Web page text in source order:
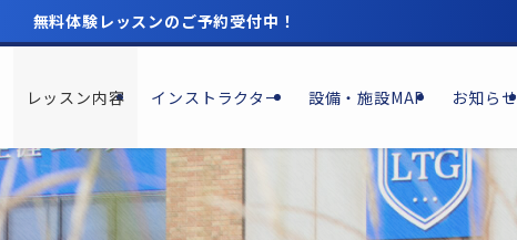
無料体験レッスンのご予約受付中！
レッスン内容 インストラクター 設備・施設MAP お知らせ